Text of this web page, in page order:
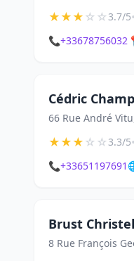
★★★☆☆3.7/5•
📞+33678756032
Cédric
66 Rue André
★★★☆☆3.3/5•
📞+33651197691
Brust
8 Rue François